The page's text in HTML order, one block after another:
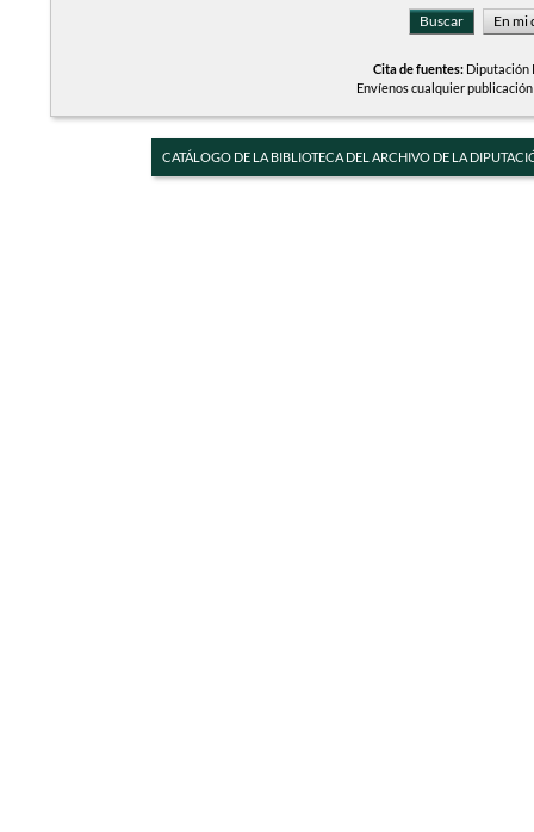
Cita de fuentes:Diputación
Envíenos cualquier
CATÁLOGO DE LA BIBLIOTECA DEL ARCHIVO DE LA